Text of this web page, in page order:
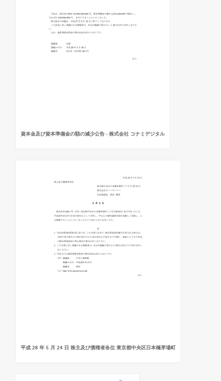
資本金及び資本準備金の額の減少公告 - 株式会社 コナミデジタル
平成 28 年 5 月 24 日 株主及び債権者各位 東京都中央区日本橋茅場町